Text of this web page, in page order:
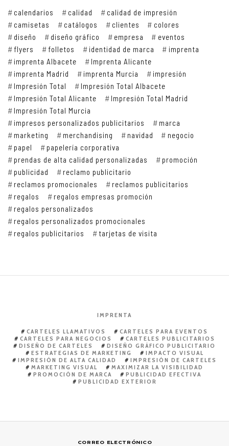
calendarios calidad
calidad de impresión
camisetas
catálogos clientes
colores
diseño
diseño gráfico empresa
eventos
flyers
folletos identidad de marca
imprenta
imprenta Albacete
Imprenta Alicante
imprenta Madrid
imprenta Murcia
impresión
Impresión Total
Impresión Total Albacete
Impresión Total Alicante
Impresión Total Madrid
Impresión Total Murcia
impresos personalizados publicitarios
marca
marketing
merchandising navidad
negocio
papel
papelería corporativa
prendas de alta calidad personalizadas
promoción
publicidad
reclamo publicitario
reclamos promocionales
reclamos publicitarios
regalos
regalos empresas promoción
regalos personalizados
regalos personalizados promocionales
regalos publicitarios
tarjetas de visita
IMPRENTA
CARTELES LLAMATIVOS
CARTELES PARA EVENTOS
CARTELES PARA NEGOCIOS
CARTELES PUBLICITARIOS
DISEÑO DE CARTELES
DISEÑO GRÁFICO PUBLICITARIO
ESTRATEGIAS DE MARKETING
IMPACTO VISUAL
IMPRESIÓN DE ALTA CALIDAD
IMPRESIÓN DE CARTELES
MARKETING VISUAL
MAXIMIZAR LA VISIBILIDAD
PROMOCIÓN DE MARCA
PUBLICIDAD EFECTIVA
PUBLICIDAD EXTERIOR
CORREO ELECTRÓNICO